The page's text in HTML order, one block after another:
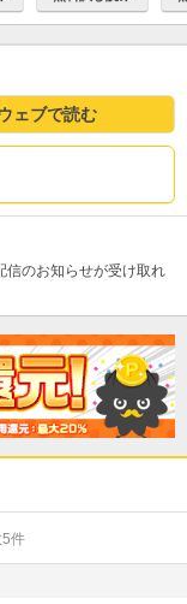
ェブで読む
信のお知らせが受け取れ
5件